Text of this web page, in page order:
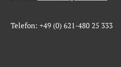
Telefon: +49 (0) 621-480 25 333